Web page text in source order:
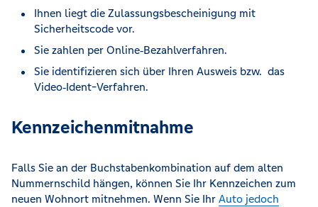
Ihnen liegt die Zulassungsbescheinigung mit
Sicherheitscode vor.
Sie zahlen per Online‑Bezahlverfahren.
Sie identifizieren sich über Ihren Ausweis bzw. das
Video‑Ident-Verfahren.
Kennzeichenmitnahme
Falls Sie an der Buchstabenkombination auf dem alten
Nummernschild hängen, können Sie Ihr Kennzeichen zum
neuen Wohnort mitnehmen. Wenn Sie Ihr Auto jedoch